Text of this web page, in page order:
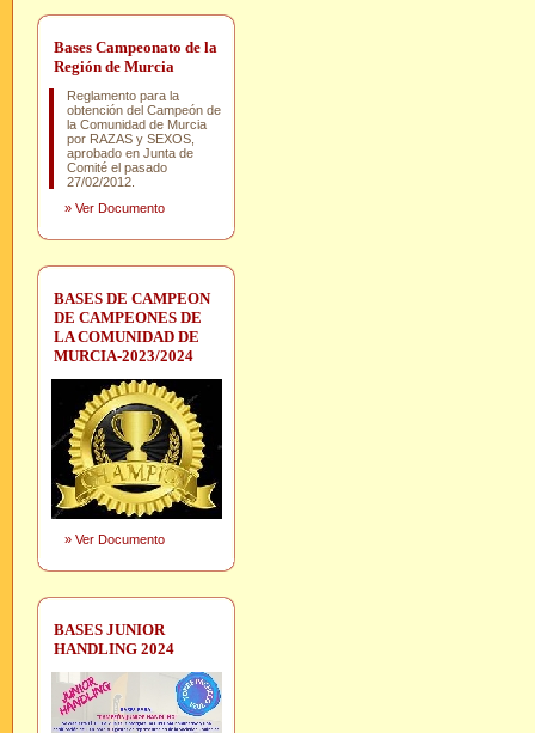
Bases Campeonato de la
Región de Murcia
Reglamento para la
obtención del Campeón de
la Comunidad de Murcia
por RAZAS y SEXOS,
aprobado en Junta de
Comité el pasado
27/02/2012.
» Ver Documento
BASES DE CAMPEON
DE CAMPEONES DE
LA COMUNIDAD DE
MURCIA-2023/2024
» Ver Documento
BASES JUNIOR
HANDLING 2024